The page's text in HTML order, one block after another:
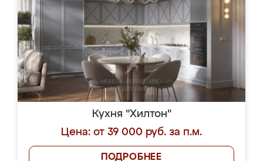
Кухня "Хилтон"
Цена: от 39 000 руб. за п.м.
ПОДРОБНЕЕ